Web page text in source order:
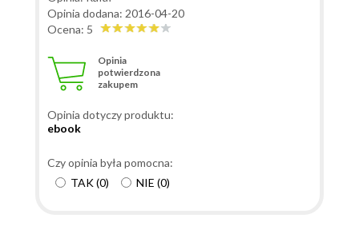
Opinia dodana: 2016-04-20
Ocena: 5
Opinia
potwierdzona
zakupem
Opinia dotyczy produktu:
ebook
Czy opinia była pomocna:
TAK(0) NIE (0)